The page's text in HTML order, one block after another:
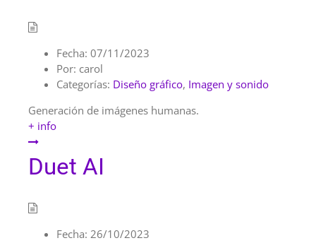
Fecha: 07/11/2023
Por: carol
Categorías: Diseño gráfico, Imagen y sonido
Generación de imágenes humanas.
+ info
Duet AI
Fecha: 26/10/2023